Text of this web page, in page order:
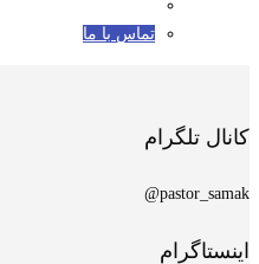
تماس با ما
کانال تلگرام
pastor_samak@
اینستاگرام